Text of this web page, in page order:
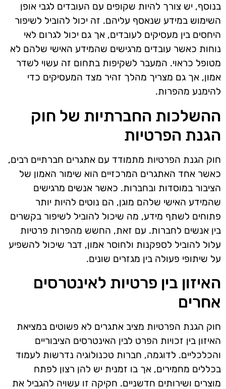
בנוסף, יש צורך להיות שקופים עם העובדים לגבי אופן
השימוש במידע שנאסף עליהם. זה יכול להוביל לשיפור
היחסים בין מעסיקים לעובדים, אך גם יכול לגרום לאי
נוחות כאשר עובדים מרגישים שהמידע האישי שלהם לא
מטופל כראוי. המעבר לשקיפות בתחום זה עשוי לשדר
אמון, אך גם מצריך מהלך זהיר מצד המעסיקים כדי
להימנע מהפרות.
ההשלכות החברתיות של חוק
הגנת הפרטיות
חוק הגנת הפרטיות מתמודד עם אתגרים חברתיים רבים,
כאשר אחד האתגרים המרכזיים הוא שימור האמון של
הציבור במוסדות ובחברות. כאשר אנשים מרגישים
שהמידע האישי שלהם מוגן, הם נוטים להיות יותר
פתוחים לשתף מידע, מה שיכול להוביל לשיפור בקשרים
בין אנשים לחברות. עם זאת, החשש מהפרות פרטיות
עלול להוביל לספקנות ולחוסר אמון, דבר שיכול להשפיע
על שיתופי פעולה בין מגזרים שונים.
האיזון בין פרטיות לאינטרסים
אחרים
חוק הגנת הפרטיות מציב אתגרים לא פשוטים במציאת
האיזון בין זכויות הפרט לבין האינטרסים הציבוריים
והכלכליים. לדוגמה, חברות טכנולוגיה נדרשות לעמוד
בכללים מחמירים, אך בו זמנית יש להן רצון לפתח
מוצרים ושירותים חדשניים. חקיקה זו עשויה להגביל את